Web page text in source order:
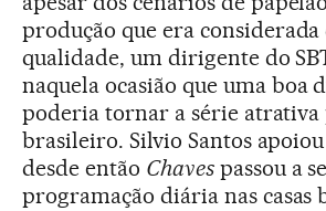
produção que era
qualidade, um dirigente do
naquela ocasião que uma boa
poderia tornar a série atrativa
brasileiro. Silvio Santos
desde então Chavespassou a
programação diária nas casas